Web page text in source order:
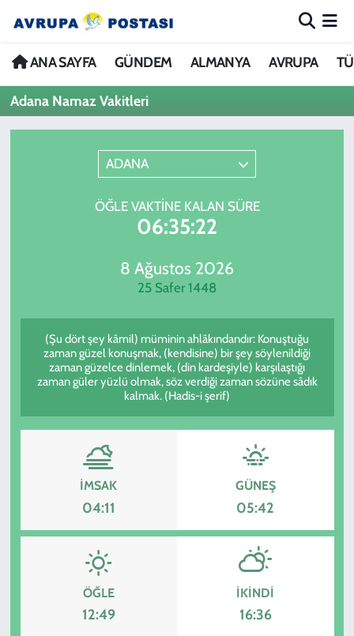
ANA SAYFA GÜNDEM ALMANYA AVRUPA
Adana Namaz Vakitleri
ADANA
ÖĞLE VAKTINE KALAN SÜRE
06:35:22
8 Ağustos 2026
25 Safer 1448
(Şu dört şey kâmil) müminin ahlâkındandır: Konuştuğu
zaman güzel konuşmak, (kendisine) bir şey söylenildiği
zaman güzelce dinlemek, (din kardeşiyle) karşılaştığı
zaman güler yüzlü olmak, söz verdiği zaman sözüne sâdık
kalmak. (Hadis-i şerif)
İMSAK
04:11
GÜNEŞ
05:42
ÖĞLE
12:49
İKINDI
16:36
ANA SAYFA
GÜNDEM
SPOR
KADIN
Nöbetçi Eczaneler
Hava Durumu
Trafik Durumu
Avrupa Ligi Puan Durumu ve Fikstür
Tüm Manşetler
Haber Arşivi